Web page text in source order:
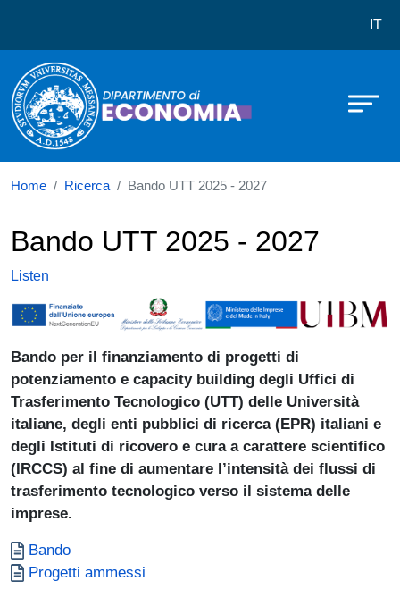
IT
Home Ricerca Bando UTT 2025 - 2027
Bando UTT 2025 - 2027
Listen
Immagine
Bando per il finanziamento di progetti di
potenziamento e capacity building degli Uffici di
Trasferimento Tecnologico (UTT) delle Università
italiane, degli enti pubblici di ricerca (EPR) italiani e
degli Istituti di ricovero e cura a carattere scientifico
(IRCCS) al fine di aumentare l’intensità dei flussi di
trasferimento tecnologico verso il sistema delle
imprese.
Documento
Bando
Documento
Progetti ammessi